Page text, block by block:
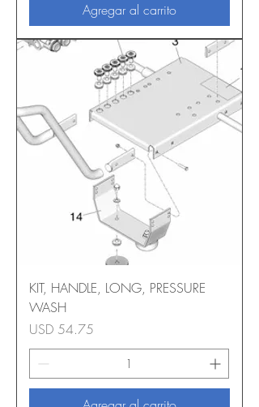
Agregar al carrito
KIT, HANDLE, LONG, PRESSURE
WASH
Precio
USD 54.75